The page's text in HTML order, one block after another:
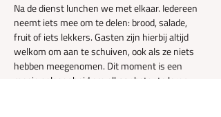
Na de dienst lunchen we met elkaar. Iedereen
neemt iets mee om te delen: brood, salade,
fruit of iets lekkers. Gasten zijn hierbij altijd
welkom om aan te schuiven, ook als ze niets
hebben meegenomen. Dit moment is een
mooie gelegenheid om elkaar beter te leren